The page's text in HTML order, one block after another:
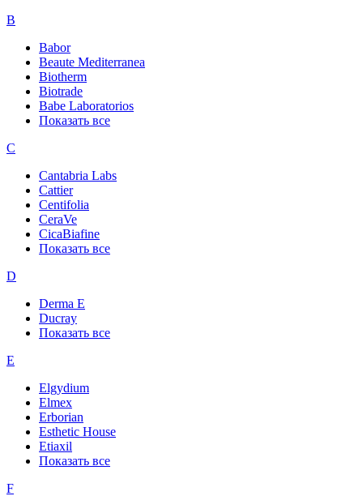
B
Babor
Beaute Mediterranea
Biotherm
Biotrade
Babe Laboratorios
Показать все
C
Cantabria Labs
Cattier
Centifolia
CeraVe
CicaBiafine
Показать все
D
Derma E
Ducray
Показать все
E
Elgydium
Elmex
Erborian
Esthetic House
Etiaxil
Показать все
F